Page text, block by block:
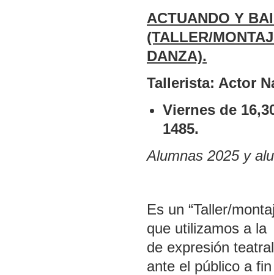
ACTUANDO Y
(TALLER/
DANZA).
Tallerista: Actor
Viernes de
1485.
Alumnas 2025 y
Es un “Taller/
que utilizamos a
de expresión
ante el público a